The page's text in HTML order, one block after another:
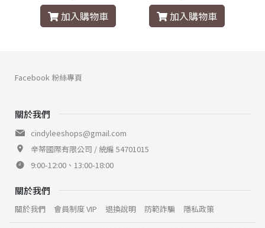
加入購物車
加入購物車
關於我們
cindyleeshops@gmail.com
辛蒂國際有限公司 / 統編 54701015
9:00-12:00、13:00-18:00
關於我們
關於我們 會員制度 VIP 退換說明 防範詐騙 隱私政策
Facebook 粉絲專頁